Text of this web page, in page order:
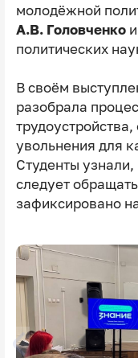
молодёжной
А.В. Головченкои
политических
В своём
разобрала
увольнения для
Студенты
следует
зафиксировано